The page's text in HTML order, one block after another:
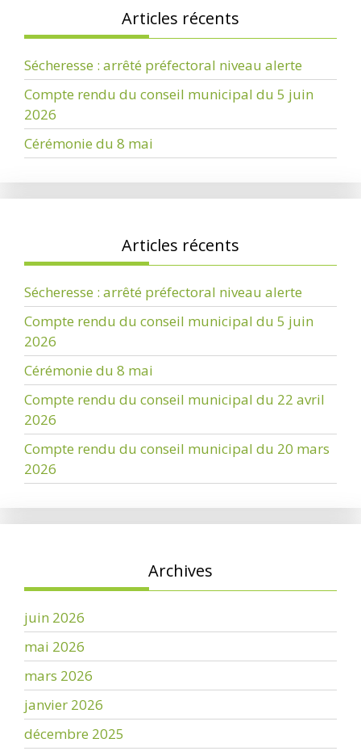
Articles récents
Sécheresse : arrêté préfectoral niveau alerte
Compte rendu du conseil municipal du 5 juin
2026
Cérémonie du 8 mai
Articles récents
Sécheresse : arrêté préfectoral niveau alerte
Compte rendu du conseil municipal du 5 juin
2026
Cérémonie du 8 mai
Compte rendu du conseil municipal du 22 avril
2026
Compte rendu du conseil municipal du 20 mars
2026
Archives
juin 2026
mai 2026
mars 2026
janvier 2026
décembre 2025